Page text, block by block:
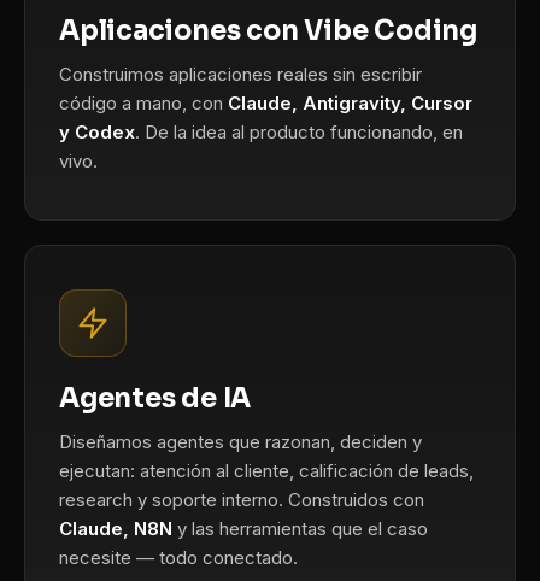
Aplicaciones con Vibe Coding
Construimos aplicaciones reales sin escribir
código a mano, con Claude, Antigravity, Cursor
y Codex. De la idea al producto funcionando, en
vivo.
Agentes de IA
Diseñamos agentes que razonan, deciden y
ejecutan: atención al cliente, calificación de leads,
research y soporte interno. Construidos con
Claude, N8N y las herramientas que el caso
necesite — todo conectado.